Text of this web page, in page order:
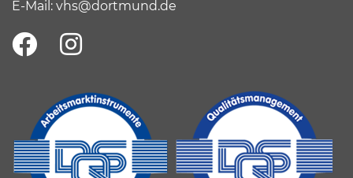
E-Mail: vhs@dortmund.de